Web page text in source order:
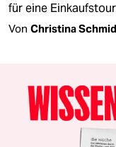
für eine
Von Christina